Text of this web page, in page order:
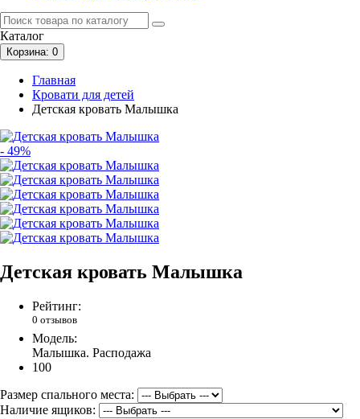
Каталог
Корзина: 0
Главная
Кровати для детей
Детская кровать Малышка
- 49%
Детская кровать Малышка
Рейтинг:
0 отзывов
Модель:
Малышка. Расподажа
100
Размер спального места:
Наличие ящиков: